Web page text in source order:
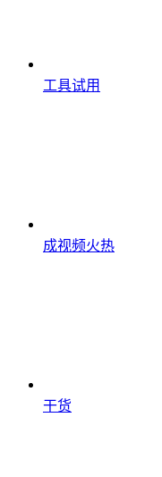
工具试用
成视频火热
干货